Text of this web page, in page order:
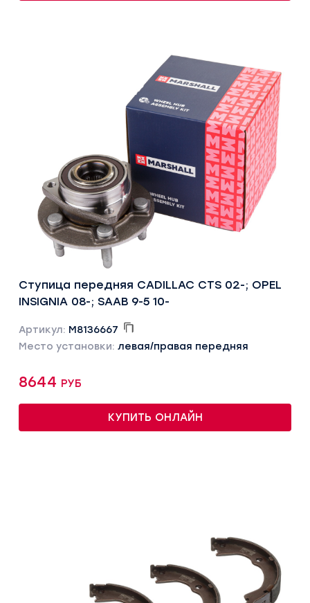
Ступица передняя CADILLAC CTS 02-; OPEL
INSIGNIA 08-; SAAB 9-5 10-
Артикул: M8136667
Место установки: левая/правая передняя
8644 руб
КУПИТЬ ОНЛАЙН